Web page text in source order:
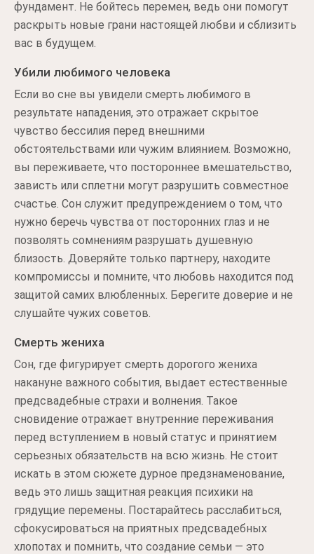
фундамент. Не бойтесь перемен, ведь они помогут
раскрыть новые грани настоящей любви и сблизить
вас в будущем.
Убили любимого человека
Если во сне вы увидели смерть любимого в
результате нападения, это отражает скрытое
чувство бессилия перед внешними
обстоятельствами или чужим влиянием. Возможно,
вы переживаете, что постороннее вмешательство,
зависть или сплетни могут разрушить совместное
счастье. Сон служит предупреждением о том, что
нужно беречь чувства от посторонних глаз и не
позволять сомнениям разрушать душевную
близость. Доверяйте только партнеру, находите
компромиссы и помните, что любовь находится под
защитой самих влюбленных. Берегите доверие и не
слушайте чужих советов.
Смерть жениха
Сон, где фигурирует смерть дорогого жениха
накануне важного события, выдает естественные
предсвадебные страхи и волнения. Такое
сновидение отражает внутренние переживания
перед вступлением в новый статус и принятием
серьезных обязательств на всю жизнь. Не стоит
искать в этом сюжете дурное предзнаменование,
ведь это лишь защитная реакция психики на
грядущие перемены. Постарайтесь расслабиться,
сфокусироваться на приятных предсвадебных
хлопотах и помнить, что создание семьи — это